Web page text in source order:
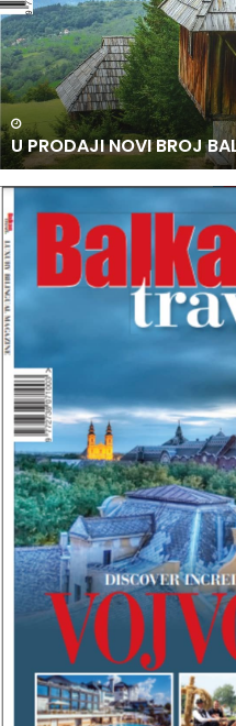
O
D
A
J
I
N
O
V
I
B
R
O
J
B
A
L
U PRODAJI NOVI BROJ